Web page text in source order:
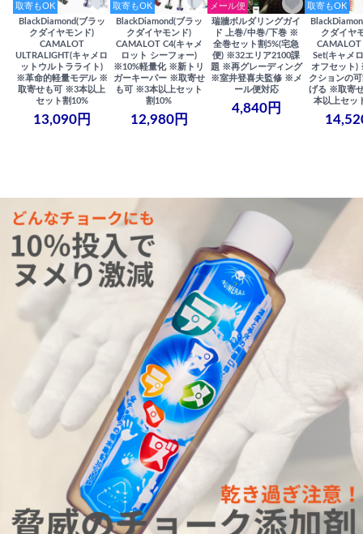
取寄もOK
BlackDiamond(ブラッ
クダイヤモンド)
CAMALOT
ULTRALIGHT(キャメロ
ットウルトラライト)
※革命的軽量モデル ※
取寄せも可 ※3本以上
セット割10%
13,090円
取寄もOK
BlackDiamond(ブラッ
クダイヤモンド)
CAMALOT C4(キャメ
ロット シーフォー)
※10%軽量化 ※新トリ
ガーキーパー ※取寄せ
も可 ※3本以上セット
割10%
12,980円
メール便
瑞牆ボルダリングガイ
ド 上巻/中巻/下巻 ※
全巻セット割5%(宅急
便) ※32エリア2100課
題 ※再グレーディング
※室井登喜夫監修 ※メ
ール便対応
4,840円
取寄もOK
クダイヤ
Set(キャメ
オフセット)
クションの
げる ※取寄
本以上セッ